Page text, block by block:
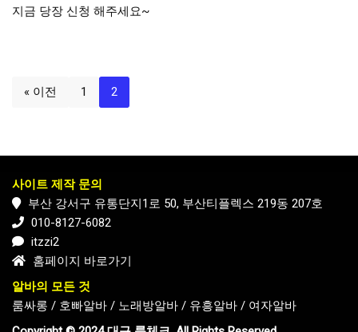
지금 당장 신청 해주세요~
« 이전 1 2
사이트 제작 문의
부산 강서구 유통단지1로 50, 부산티플렉스 219동 207호
010-8127-6082
itzzi2
홈페이지 바로가기
알바의 모든 것
룸싸롱 / 호빠알바 / 노래방알바 / 유흥알바 / 여자알바